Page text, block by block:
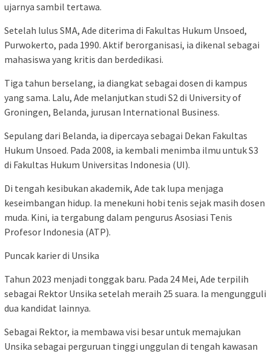
ujarnya sambil tertawa.
Setelah lulus SMA, Ade diterima di Fakultas Hukum Unsoed,
Purwokerto, pada 1990. Aktif berorganisasi, ia dikenal sebagai
mahasiswa yang kritis dan berdedikasi.
Tiga tahun berselang, ia diangkat sebagai dosen di kampus
yang sama. Lalu, Ade melanjutkan studi S2 di University of
Groningen, Belanda, jurusan International Business.
Sepulang dari Belanda, ia dipercaya sebagai Dekan Fakultas
Hukum Unsoed. Pada 2008, ia kembali menimba ilmu untuk S3
di Fakultas Hukum Universitas Indonesia (UI).
Di tengah kesibukan akademik, Ade tak lupa menjaga
keseimbangan hidup. Ia menekuni hobi tenis sejak masih dosen
muda. Kini, ia tergabung dalam pengurus Asosiasi Tenis
Profesor Indonesia (ATP).
Puncak karier di Unsika
Tahun 2023 menjadi tonggak baru. Pada 24 Mei, Ade terpilih
sebagai Rektor Unsika setelah meraih 25 suara. Ia mengungguli
dua kandidat lainnya.
Sebagai Rektor, ia membawa visi besar untuk memajukan
Unsika sebagai perguruan tinggi unggulan di tengah kawasan